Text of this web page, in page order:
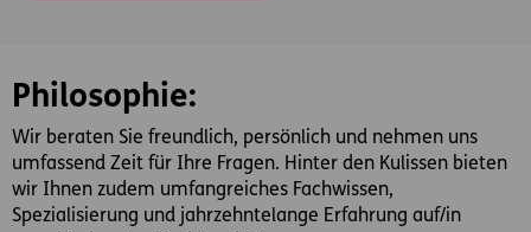
Philosophie:
Wir beraten Sie freundlich, persönlich und nehmen uns
umfassend Zeit für Ihre Fragen. Hinter den Kulissen bieten
wir Ihnen zudem umfangreiches Fachwissen,
Spezialisierung und jahrzehntelange Erfahrung auf/in